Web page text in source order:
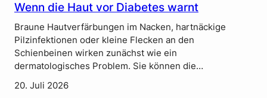
Wenn die Haut vor Diabetes warnt
Braune Hautverfärbungen im Nacken, hartnäckige
Pilzinfektionen oder kleine Flecken an den
Schienbeinen wirken zunächst wie ein
dermatologisches Problem. Sie können die…
20. Juli 2026